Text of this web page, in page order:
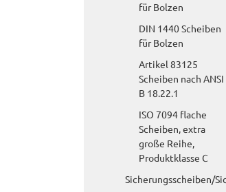
für Bolzen
DIN 1440 Scheiben
für Bolzen
Artikel 83125
Scheiben nach ANSI
B 18.22.1
ISO 7094 flache
Scheiben, extra
große Reihe,
Produktklasse C
Sicherungsscheiben/